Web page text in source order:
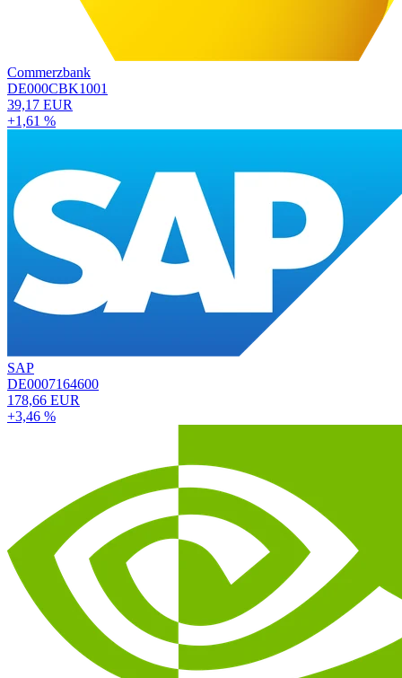
Commerzbank
DE000CBK1001
39,17 EUR
+1,61 %
SAP
DE0007164600
178,66 EUR
+3,46 %